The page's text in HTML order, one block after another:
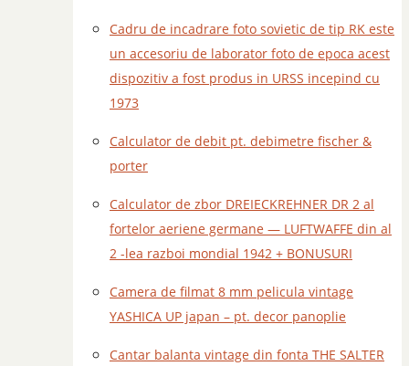
Cadru de incadrare foto sovietic de tip RK este
un accesoriu de laborator foto de epoca acest
dispozitiv a fost produs in URSS incepind cu
1973
Calculator de debit pt. debimetre fischer &
porter
Calculator de zbor DREIECKREHNER DR 2 al
fortelor aeriene germane — LUFTWAFFE din al
2 -lea razboi mondial 1942 + BONUSURI
Camera de filmat 8 mm pelicula vintage
YASHICA UP japan – pt. decor panoplie
Cantar balanta vintage din fonta THE SALTER